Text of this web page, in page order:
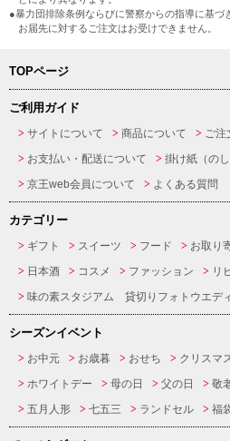
●暴力団排除条例ならびに警察からの指導に基
お届先に対するご注文はお受けできません。
TOPページ
ご利用ガイド
サイトについて 商品について
ご注
お支払い・配送について
掛け紙（の
京王web会員について
よくある質問
カテゴリー
ギフト スイーツ フード お取り
日本酒
コスメ ファッション リ
味の素スタジアム 貸切りフォトウエデ
シーズンイベント
お中元 お歳暮 おせち クリスマ
ホワイトデー
母の日 父の日 敬
五月人形
七五三 ランドセル 福